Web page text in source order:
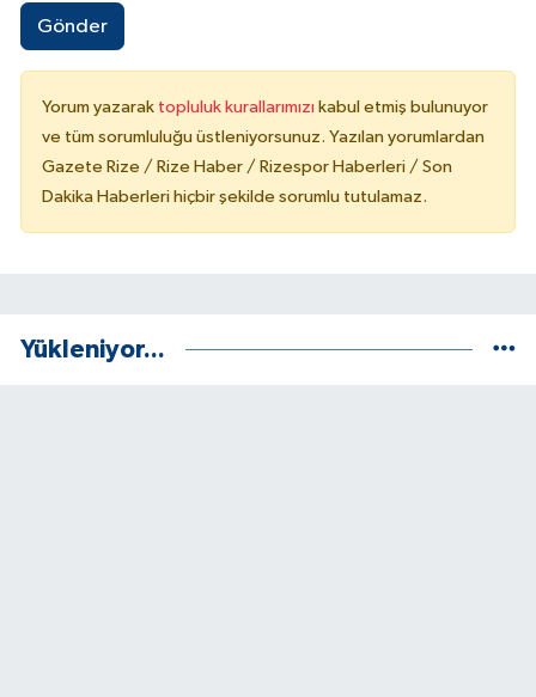
Gönder
Yorum yazarak topluluk kurallarımızı kabul etmiş bulunuyor
ve tüm sorumluluğu üstleniyorsunuz. Yazılan yorumlardan
Gazete Rize / Rize Haber / Rizespor Haberleri / Son
Dakika Haberleri hiçbir şekilde sorumlu tutulamaz.
Yükleniyor...